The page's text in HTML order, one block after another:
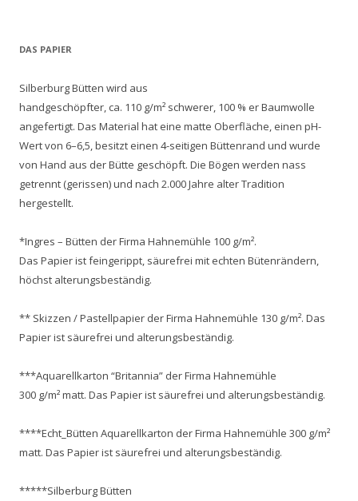
DAS PAPIER
Silberburg Bütten wird aus
handgeschöpfter, ca. 110 g/m² schwerer, 100 % er Baumwolle
angefertigt. Das Material hat eine matte Oberfläche, einen pH-
Wert von 6–6,5, besitzt einen 4-seitigen Büttenrand und wurde
von Hand aus der Bütte geschöpft. Die Bögen werden nass
getrennt (gerissen) und nach 2.000 Jahre alter Tradition
hergestellt.
*Ingres – Bütten der Firma Hahnemühle 100 g/m².
Das Papier ist feingerippt, säurefrei mit echten Bütenrändern,
höchst alterungsbeständig.
** Skizzen / Pastellpapier der Firma Hahnemühle 130 g/m². Das
Papier ist säurefrei und alterungsbeständig.
***Aquarellkarton “Britannia” der Firma Hahnemühle
300 g/m² matt. Das Papier ist säurefrei und alterungsbeständig.
****Echt_Bütten Aquarellkarton der Firma Hahnemühle 300 g/m²
matt. Das Papier ist säurefrei und alterungsbeständig.
*****Silberburg Bütten